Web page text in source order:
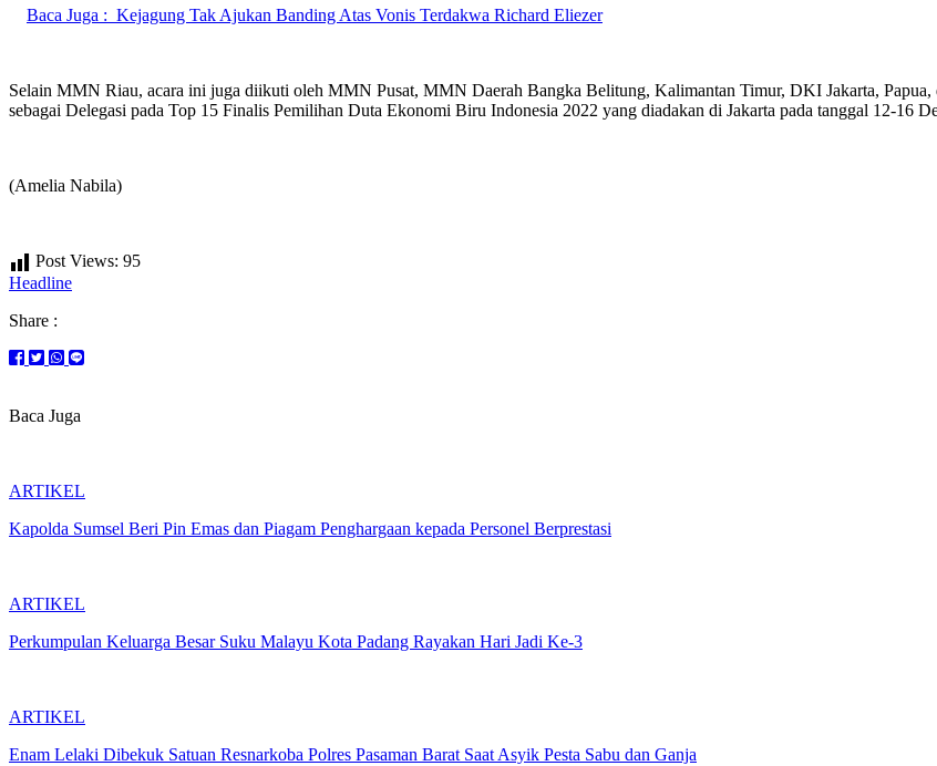
Baca Juga : Kejagung Tak Ajukan Banding Atas Vonis Terdakwa Richard Eliezer
Selain MMN Riau, acara ini juga diikuti oleh MMN Pusat, MMN Daerah Bangka Belitung, Kalimantan Timur, DKI Jakarta,
sebagai Delegasi pada Top 15 Finalis Pemilihan Duta Ekonomi Biru Indonesia 2022 yang diadakan di Jakarta pada tanggal 12-16
(Amelia Nabila)
Post Views: 95
Headline
Share :
Baca Juga
ARTIKEL
Kapolda Sumsel Beri Pin Emas dan Piagam Penghargaan kepada Personel Berprestasi
ARTIKEL
Perkumpulan Keluarga Besar Suku Malayu Kota Padang Rayakan Hari Jadi Ke-3
ARTIKEL
Enam Lelaki Dibekuk Satuan Resnarkoba Polres Pasaman Barat Saat Asyik Pesta Sabu dan Ganja